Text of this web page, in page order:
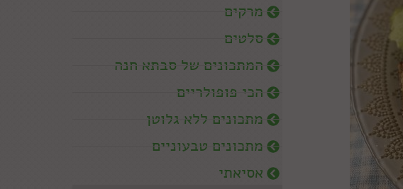
מרקים
סלטים
המתכונים של סבתא חנה
הכי פופולריים
מתכונים ללא גלוטן
מתכונים טבעוניים
אסיאתי